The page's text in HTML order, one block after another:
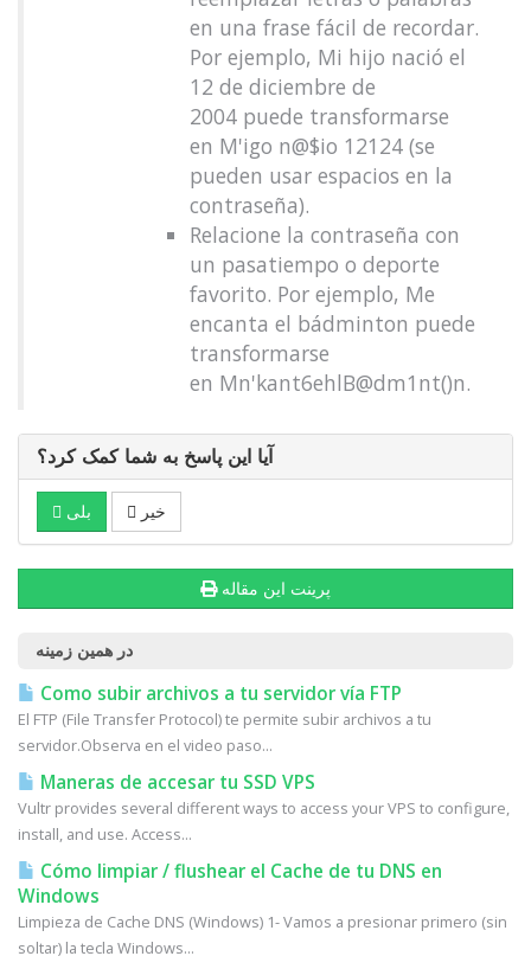
en una frase fácil de recordar.
Por ejemplo, Mi hijo nació el
12 de diciembre de
2004 puede transformarse
en M'igo n@$io 12124 (se
pueden usar espacios en la
contraseña).
Relacione la contraseña con
un pasatiempo o deporte
favorito. Por ejemplo, Me
encanta el bádminton puede
transformarse
en Mn'kant6ehlB@dm1nt()n.
آیا این پاسخ به شما کمک کرد؟
بلی خیر
پرینت این مقاله
در همین زمینه
Como subir archivos a tu servidor vía FTP
El FTP (File Transfer Protocol) te permite subir archivos a tu
servidor.Observa en el video paso...
Maneras de accesar tu SSD VPS
Vultr provides several different ways to access your VPS to configure,
install, and use. Access...
Cómo limpiar / flushear el Cache de tu DNS en
Windows
Limpieza de Cache DNS (Windows) 1- Vamos a presionar primero (sin
soltar) la tecla Windows...